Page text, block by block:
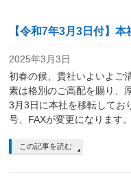
【令和7年3月3日付】
2025年3月3日
初春の候、貴社いよいよご
素は格別のご高配を賜り、
3月3日に本社を移転してお
号、FAXが変更になります
この記事を読む